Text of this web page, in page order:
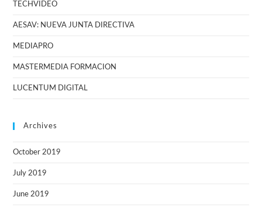
TECHVIDEO
AESAV: NUEVA JUNTA DIRECTIVA
MEDIAPRO
MASTERMEDIA FORMACION
LUCENTUM DIGITAL
Archives
October 2019
July 2019
June 2019